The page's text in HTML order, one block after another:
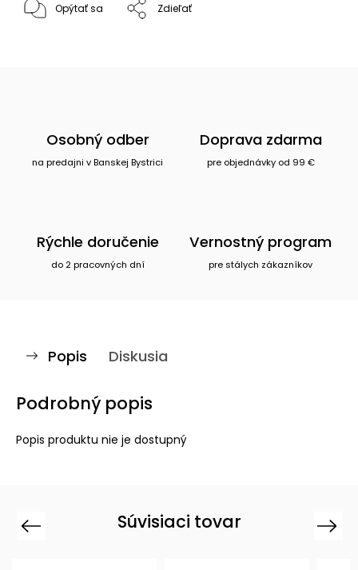
Opýtať sa Zdieľať
Osobný odber
na predajni v Banskej Bystrici
Doprava zdarma
pre objednávky od 99 €
Rýchle doručenie
do 2 pracovných dní
Vernostný program
pre stálych zákazníkov
Popis Diskusia
Podrobný popis
Popis produktu nie je dostupný
Súvisiaci tovar
Previous Next